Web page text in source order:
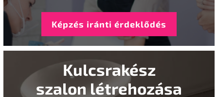
Képzés iránti érdeklődés
Kulcsrakész
szalon létrehozása